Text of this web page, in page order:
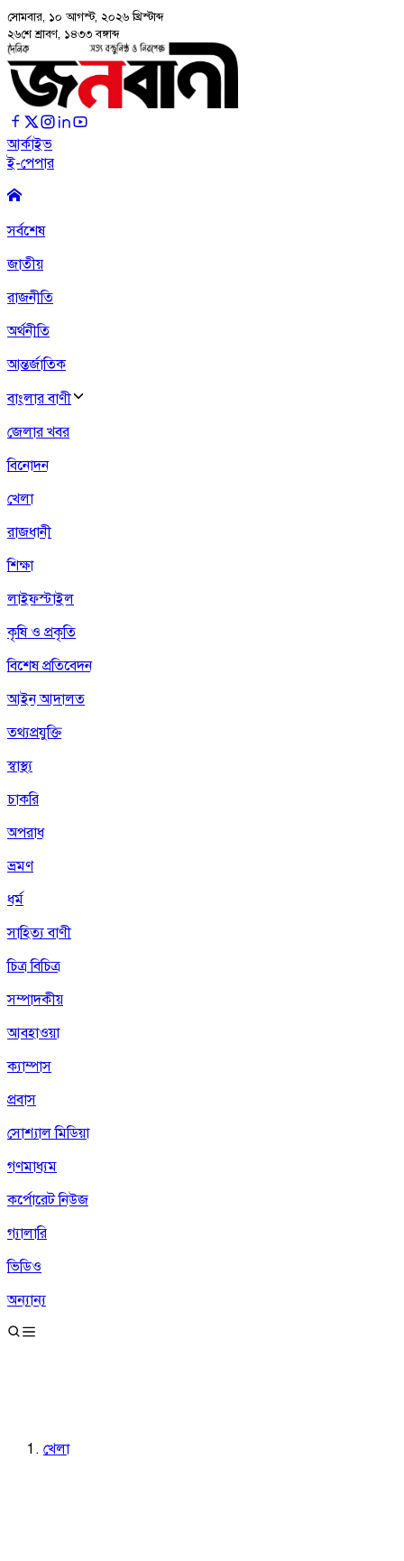
সোমবার, ১০ আগস্ট, ২০২৬ খ্রিস্টাব্দ
২৬শে শ্রাবণ, ১৪৩৩ বঙ্গাব্দ
আর্কাইভ
ই-পেপার
সর্বশেষ
জাতীয়
রাজনীতি
অর্থনীতি
আন্তর্জাতিক
বাংলার বাণী
জেলার খবর
বিনোদন
খেলা
রাজধানী
শিক্ষা
লাইফস্টাইল
কৃষি ও প্রকৃতি
বিশেষ প্রতিবেদন
আইন আদালত
তথ্যপ্রযুক্তি
স্বাস্থ্য
চাকরি
অপরাধ
ভ্রমণ
ধর্ম
সাহিত্য বাণী
চিত্র বিচিত্র
সম্পাদকীয়
আবহাওয়া
ক্যাম্পাস
প্রবাস
সোশ্যাল মিডিয়া
গণমাধ্যম
কর্পোরেট নিউজ
গ্যালারি
ভিডিও
অন্যান্য
খেলা